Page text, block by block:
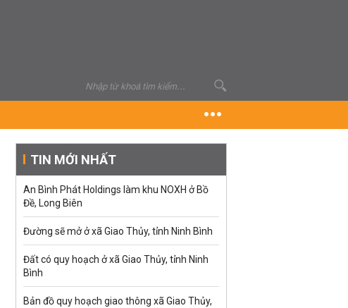
TIN MỚI NHẤT
An Bình Phát Holdings làm khu NOXH ở Bồ
Đề, Long Biên
Đường sẽ mở ở xã Giao Thủy, tỉnh Ninh Bình
Đất có quy hoạch ở xã Giao Thủy, tỉnh Ninh
Bình
Bản đồ quy hoạch giao thông xã Giao Thủy,